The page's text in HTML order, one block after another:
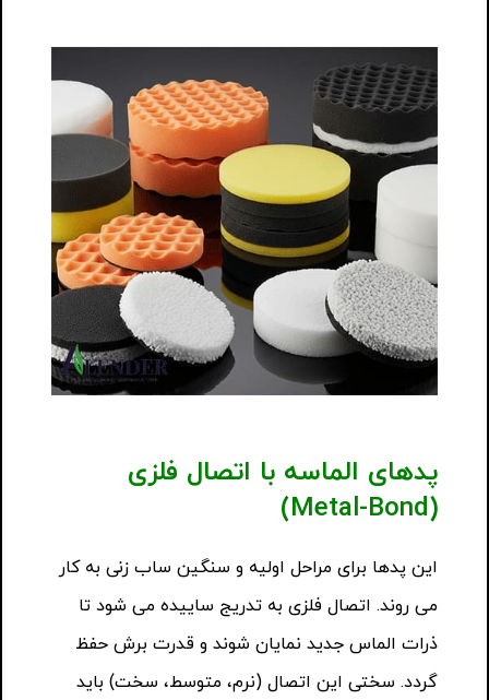
پدهای الماسه با اتصال فلزی
(Metal-Bond)
این پدها برای مراحل اولیه و سنگین ساب زنی به کار
می روند. اتصال فلزی به تدریج ساییده می شود تا
ذرات الماس جدید نمایان شوند و قدرت برش حفظ
گردد. سختی این اتصال (نرم، متوسط، سخت) باید